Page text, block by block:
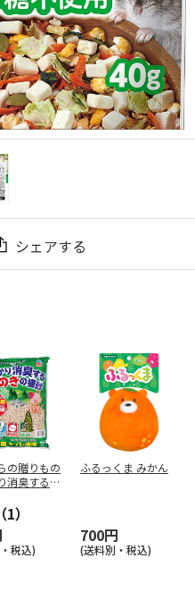
シェアする
の贈りもの
消臭するひ
（1）
税込)
ふるっくま みかん
700円
(送料別・税込)